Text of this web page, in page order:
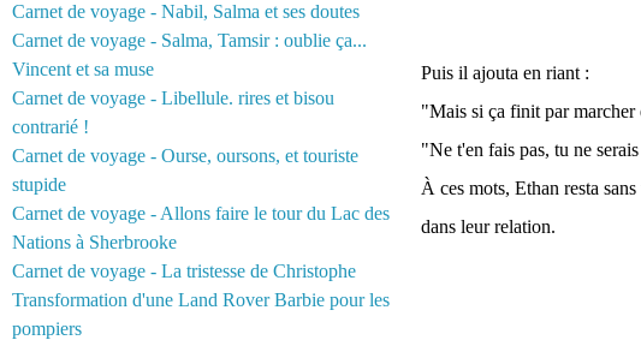
Carnet de voyage - Nabil, Salma et ses doutes
Carnet de voyage - Salma, Tamsir : oublie ça...
Vincent et sa muse
Carnet de voyage - Libellule. rires et bisou
contrarié !
Carnet de voyage - Ourse, oursons, et touriste
stupide
Carnet de voyage - Allons faire le tour du Lac des
Nations à Sherbrooke
Carnet de voyage - La tristesse de Christophe
Transformation d'une Land Rover Barbie pour les
pompiers
Puis il ajouta en riant :
"Mais si ça finit par
"Ne t'en fais pas, tu ne
À ces mots, Ethan resta
dans leur relation.